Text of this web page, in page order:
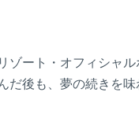
ゾート・オフィシャ
だ後も、夢の続きを